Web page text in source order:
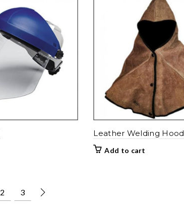
Leather Welding Hood
Add to cart
2 3